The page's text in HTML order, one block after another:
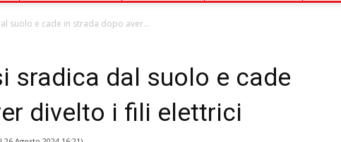
suolo e cade in strada dopo aver...
sradica dal suolo e cade
divelto i fili elettrici